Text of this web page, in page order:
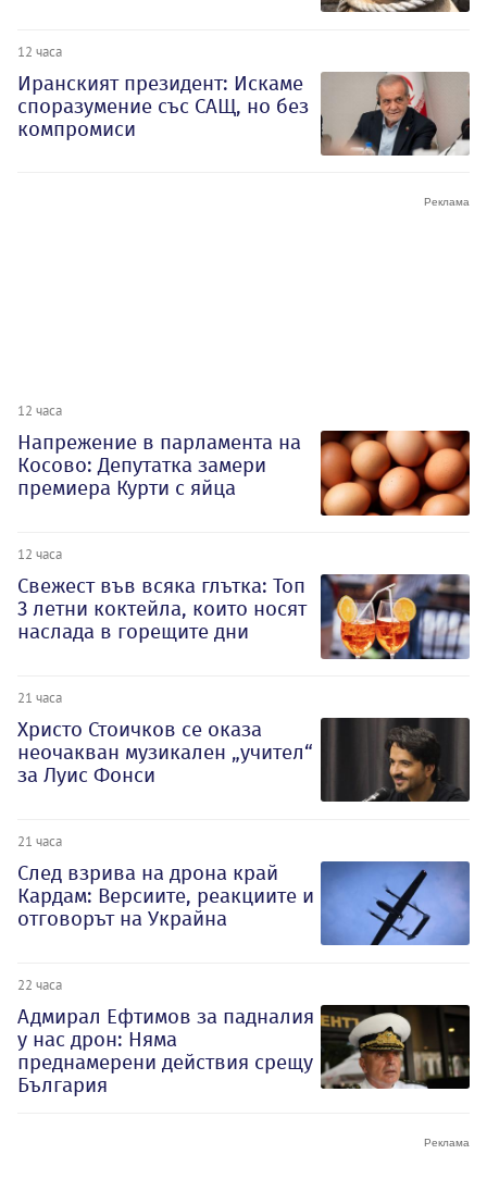
12 часа
Иранският президент: Искаме
споразумение със САЩ, но без
компромиси
12 часа
Напрежение в парламента на
Косово: Депутатка замери
премиера Курти с яйца
12 часа
Свежест във всяка глътка: Топ
3 летни коктейла, които носят
наслада в горещите дни
21 часа
Христо Стоичков се оказа
неочакван музикален „учител“
за Луис Фонси
21 часа
След взрива на дрона край
Кардам: Версиите, реакциите и
отговорът на Украйна
22 часа
Адмирал Ефтимов за падналия
у нас дрон: Няма
преднамерени действия срещу
България